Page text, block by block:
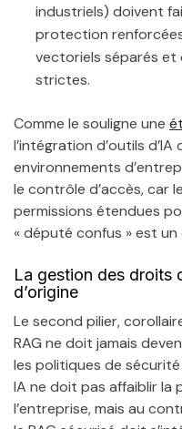
industriels) doivent
protection
vectoriels séparés et
strictes.
Comme le souligne une
l’intégration d’outils d’IA
environnements
le contrôle d’accès, car
permissions étendues
« député confus » est
La gestion des droits
d’origine
Le second pilier,
RAG ne doit jamais
les politiques de
IA ne doit pas affaiblir la
l’entreprise, mais au